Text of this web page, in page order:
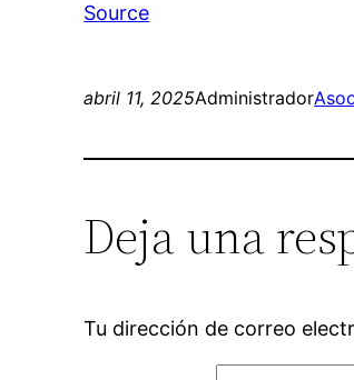
Source
abril 11, 2025Administrador
Deja una
Tu dirección de correo